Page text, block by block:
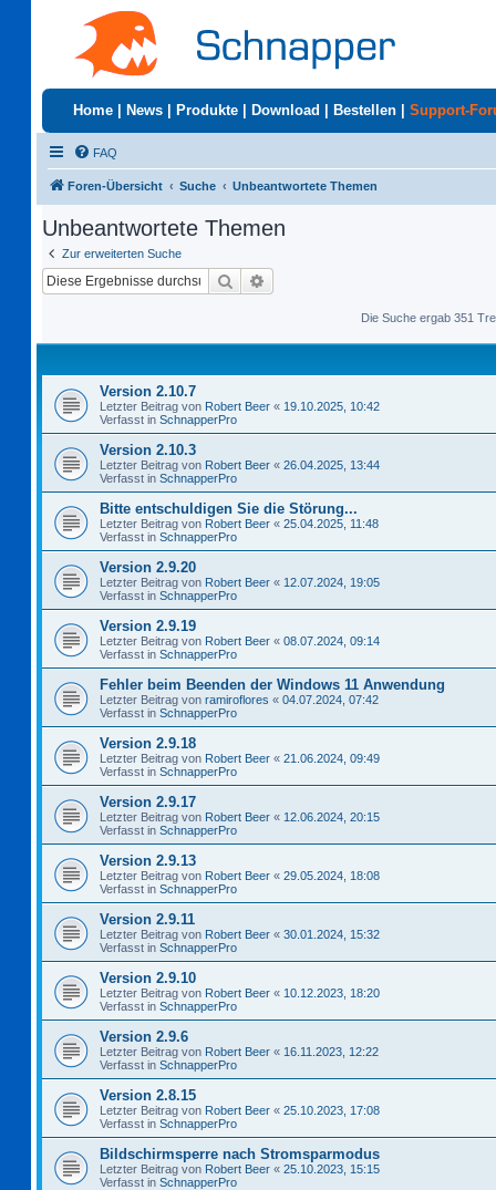
Home News Produkte Download Bestellen Support-
FAQ
Foren-Übersicht Suche Unbeantwortete Themen
Unbeantwortete Themen
Zur erweiterten Suche
Suche
Die Suche ergab 351
Version 2.10.7
Letzter Beitrag von Robert Beer « 19.10.2025, 10:42
Verfasst in SchnapperPro
Version 2.10.3
Letzter Beitrag von Robert Beer « 26.04.2025, 13:44
Verfasst in SchnapperPro
Bitte entschuldigen Sie die Störung...
Letzter Beitrag von Robert Beer « 25.04.2025, 11:48
Verfasst in SchnapperPro
Version 2.9.20
Letzter Beitrag von Robert Beer « 12.07.2024, 19:05
Verfasst in SchnapperPro
Version 2.9.19
Letzter Beitrag von Robert Beer « 08.07.2024, 09:14
Verfasst in SchnapperPro
Fehler beim Beenden der Windows 11 Anwendung
Letzter Beitrag von ramiroflores « 04.07.2024, 07:42
Verfasst in SchnapperPro
Version 2.9.18
Letzter Beitrag von Robert Beer « 21.06.2024, 09:49
Verfasst in SchnapperPro
Version 2.9.17
Letzter Beitrag von Robert Beer « 12.06.2024, 20:15
Verfasst in SchnapperPro
Version 2.9.13
Letzter Beitrag von Robert Beer « 29.05.2024, 18:08
Verfasst in SchnapperPro
Version 2.9.11
Letzter Beitrag von Robert Beer « 30.01.2024, 15:32
Verfasst in SchnapperPro
Version 2.9.10
Letzter Beitrag von Robert Beer « 10.12.2023, 18:20
Verfasst in SchnapperPro
Version 2.9.6
Letzter Beitrag von Robert Beer « 16.11.2023, 12:22
Verfasst in SchnapperPro
Version 2.8.15
Letzter Beitrag von Robert Beer « 25.10.2023, 17:08
Verfasst in SchnapperPro
Bildschirmsperre nach Stromsparmodus
Letzter Beitrag von Robert Beer « 25.10.2023, 15:15
Verfasst in SchnapperPro